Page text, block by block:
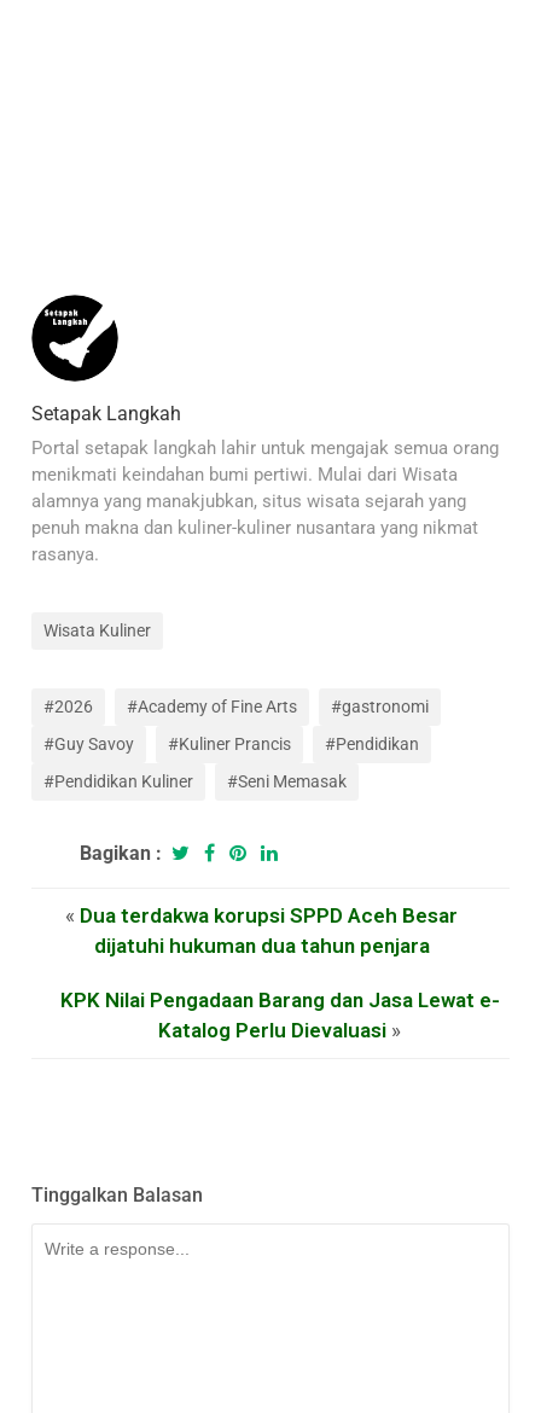
Setapak Langkah
Portal setapak langkah lahir untuk mengajak semua orang
menikmati keindahan bumi pertiwi. Mulai dari Wisata
alamnya yang manakjubkan, situs wisata sejarah yang
penuh makna dan kuliner-kuliner nusantara yang nikmat
rasanya.
Wisata Kuliner
#2026 #Academy of Fine Arts
#gastronomi
#Guy Savoy
#Kuliner Prancis
#Pendidikan
#Pendidikan Kuliner
#Seni Memasak
Bagikan :
« Dua terdakwa korupsi SPPD Aceh Besar
dijatuhi hukuman dua tahun penjara
KPK Nilai Pengadaan Barang dan Jasa Lewat e-
Katalog Perlu Dievaluasi »
Tinggalkan Balasan